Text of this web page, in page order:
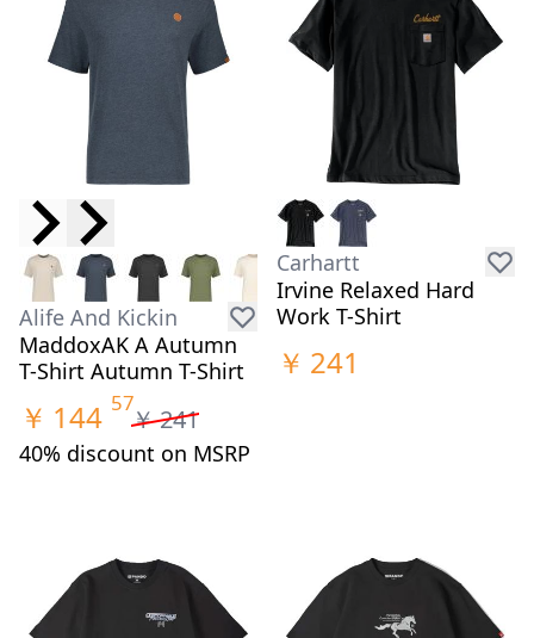
Alife And Kickin
MaddoxAK A Autumn
T-Shirt Autumn T-Shirt
￥ 144 57
￥241
40% discount on MSRP
Carhartt
Irvine Relaxed Hard
Work T-Shirt
￥ 241